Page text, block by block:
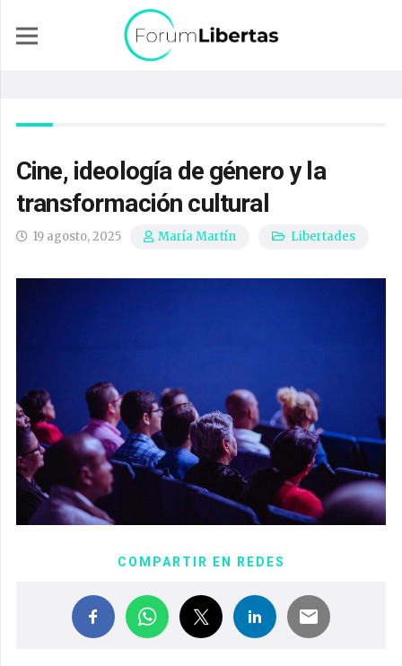
Cine, ideología de género y la
transformación cultural
19 agosto, 2025 María Martín Libertades
COMPARTIR EN REDES